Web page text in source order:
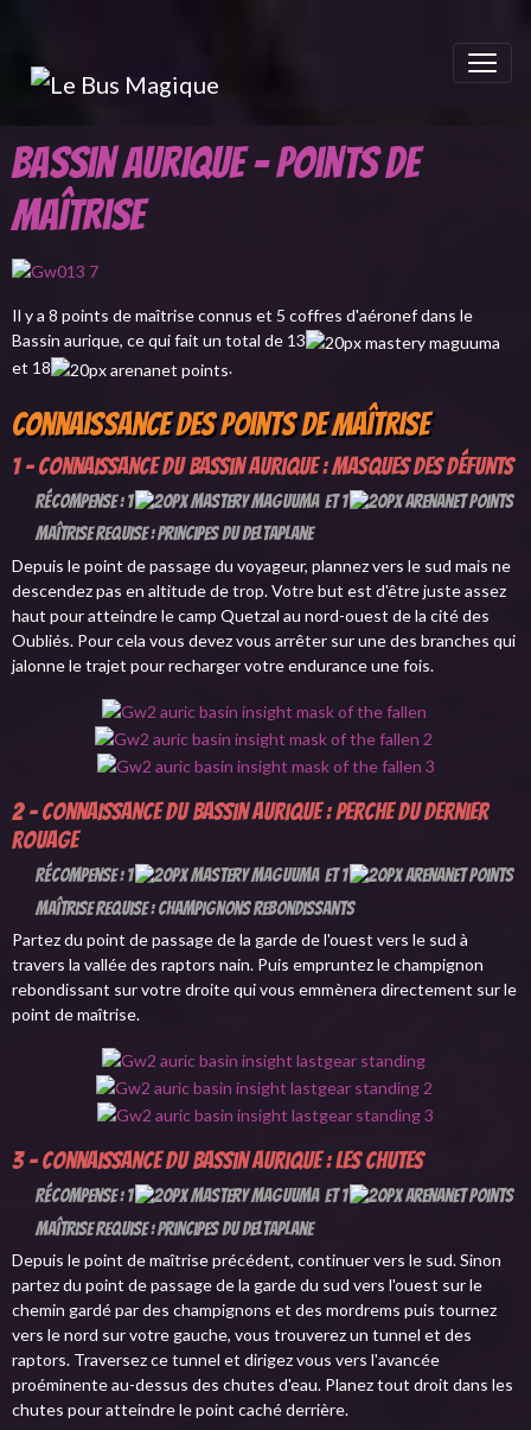
Bassin aurique - Points de
maîtrise
Il y a 8 points de maîtrise connus et 5 coffres d'aéronef dans le
Bassin aurique, ce qui fait un total de 13
et 18
.
Connaissance des points de maîtrise
1 - Connaissance du Bassin aurique : Masques des défunts
Récompense : 1
et 1
Maîtrise requise : Principes du deltaplane
Depuis le point de passage du voyageur, plannez vers le sud mais ne
descendez pas en altitude de trop. Votre but est d'être juste assez
haut pour atteindre le camp Quetzal au nord-ouest de la cité des
Oubliés. Pour cela vous devez vous arrêter sur une des branches qui
jalonne le trajet pour recharger votre endurance une fois.
2 - Connaissance du Bassin aurique : Perche du dernier
rouage
Récompense : 1
et 1
Maîtrise requise : Champignons rebondissants
Partez du point de passage de la garde de l'ouest vers le sud à
travers la vallée des raptors nain. Puis empruntez le champignon
rebondissant sur votre droite qui vous emmènera directement sur le
point de maîtrise.
3 - Connaissance du Bassin aurique : Les Chutes
Récompense : 1
et 1
Maîtrise requise : Principes du deltaplane
Depuis le point de maîtrise précédent, continuer vers le sud. Sinon
partez du point de passage de la garde du sud vers l'ouest sur le
chemin gardé par des champignons et des mordrems puis tournez
vers le nord sur votre gauche, vous trouverez un tunnel et des
raptors. Traversez ce tunnel et dirigez vous vers l'avancée
proéminente au-dessus des chutes d'eau. Planez tout droit dans les
chutes pour atteindre le point caché derrière.